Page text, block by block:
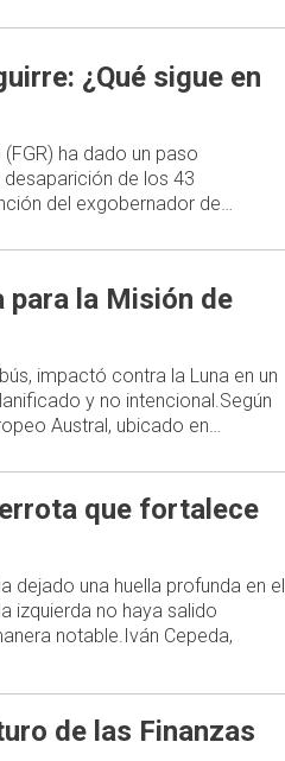
¿Qué sigue en
ha dado un paso
de los 43
del exgobernador de…
para la Misión de
impactó contra la Luna en un
y no intencional.Según
Austral, ubicado en…
que fortalece
dejado una huella profunda en el
izquierda no haya salido
notable.Iván Cepeda,
de las Finanzas